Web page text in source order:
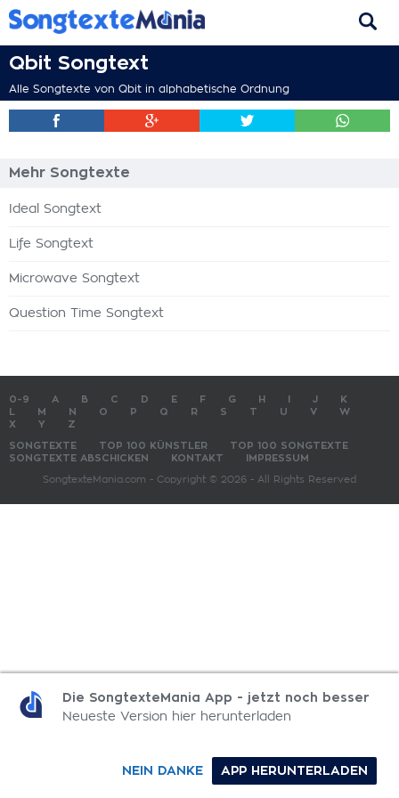
Qbit Songtext
Alle Songtexte von Qbit in alphabetische Ordnung
Mehr Songtexte
Ideal Songtext
Life Songtext
Microwave Songtext
Question Time Songtext
0-9 A B C D E F G H J
K
M N O P Q R S T U V
W
X
Y Z
SONGTEXTE TOP 100 KÜNSTLER
TOP 100 SONGTEXTE
SONGTEXTE ABSCHICKEN
KONTAKT IMPRESSUM
SongtexteMania.com - Copyright © 2026 - All Rights Reserved
Die SongtexteMania App - jetzt noch besser
Neueste Version hier herunterladen
APP HERUNTERLADEN
NEIN DANKE